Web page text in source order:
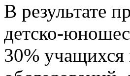
В результате
детско-
30% учащихся